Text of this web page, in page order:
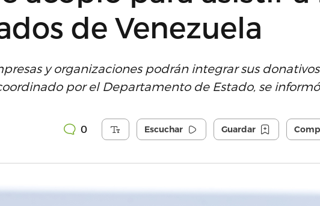
de Venezuela
y organizaciones podrán integrar sus
por el Departamento de Estado, se
0 Escuchar Guardar